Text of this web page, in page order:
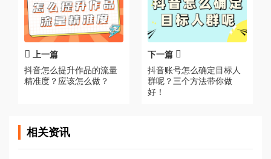
上一篇
抖音怎么提升作品的流量
精准度？应该怎么做？
下一篇
抖音账号怎么确定目标人
群呢？三个方法带你做
好！
相关资讯